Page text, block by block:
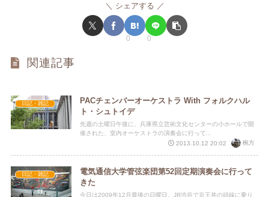
シェアする
0 0
関連記事
日記・雑記
PACチェンバーオーケストラ With フォルクハル
ト・シュトイデ
先週の土曜日午後に、兵庫県立芸術文化センターの小ホールで開
催された、室内オーケストラの演奏会に行って...
2013.10.12 20:02
椀方
日記・雑記
電気通信大学管弦楽団第52回定期演奏会に行って
きた
今日は2009年12月最後の日曜日。JR渋谷で京王井の頭線に乗り